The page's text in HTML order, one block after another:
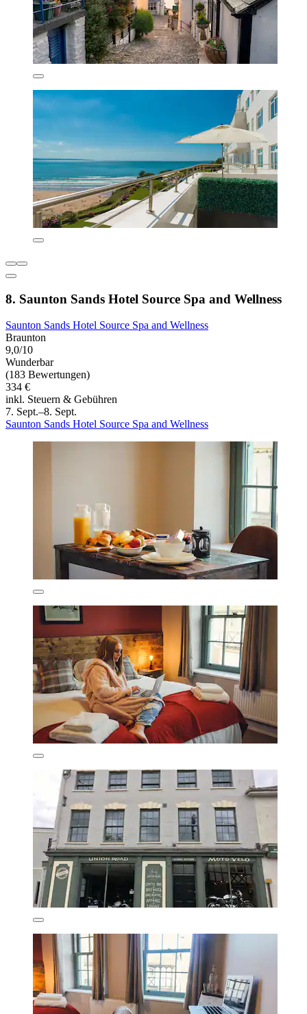
8. Saunton Sands Hotel Source Spa and Wellness
Saunton Sands Hotel Source Spa and Wellness
Braunton
9,0/10
Wunderbar
(183 Bewertungen)
334 €
inkl. Steuern & Gebühren
7. Sept.–8. Sept.
Saunton Sands Hotel Source Spa and Wellness